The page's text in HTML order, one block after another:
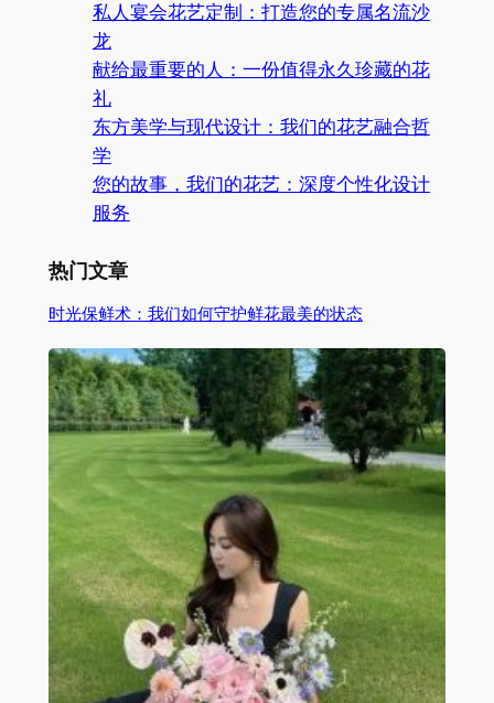
私人宴会花艺定制：打造您的专属名流沙
龙
献给最重要的人：一份值得永久珍藏的花
礼
东方美学与现代设计：我们的花艺融合哲
学
您的故事，我们的花艺：深度个性化设计
服务
热门文章
时光保鲜术：我们如何守护鲜花最美的状态